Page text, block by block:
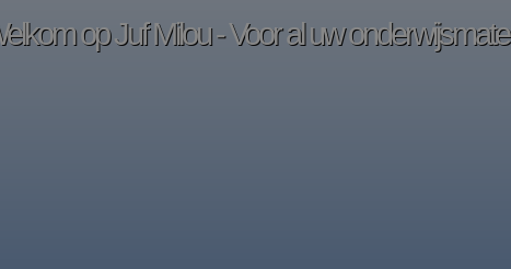
op Juf Milou - Voor al uw